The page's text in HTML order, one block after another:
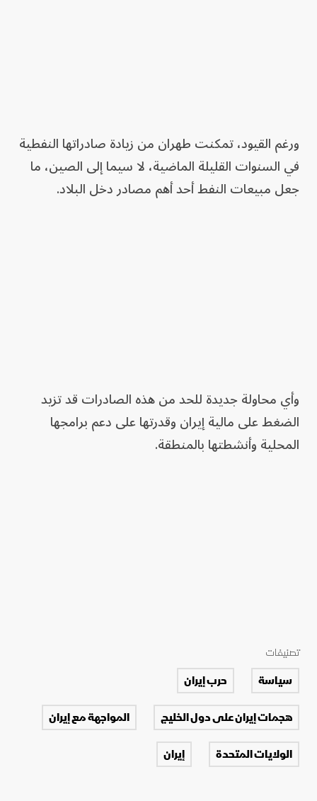
ورغم القيود، تمكنت طهران من زيادة صادراتها النفطية
في السنوات القليلة الماضية، لا سيما إلى الصين، ما
جعل مبيعات النفط أحد أهم مصادر دخل البلاد.
وأي محاولة جديدة للحد من هذه الصادرات قد تزيد
الضغط على مالية إيران وقدرتها على دعم برامجها
المحلية وأنشطتها بالمنطقة.
تصنيفات
سياسة
حرب إيران
هجمات إيران على دول الخليج
المواجهة مع إيران
الولايات المتحدة
إيران